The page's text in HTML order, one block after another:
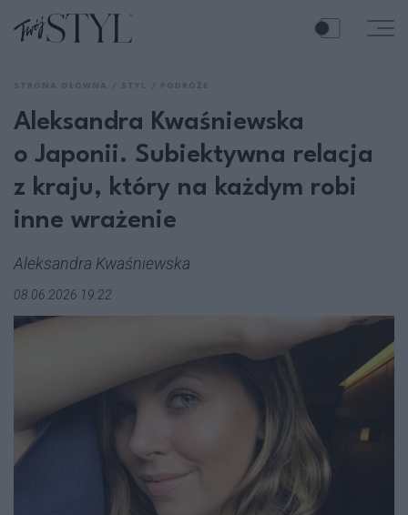
Aleksandra Kwaśniewska
o Japonii. Subiektywna relacja
z kraju, który na każdym robi
inne wrażenie
Aleksandra Kwaśniewska
08.06.2026 19:22